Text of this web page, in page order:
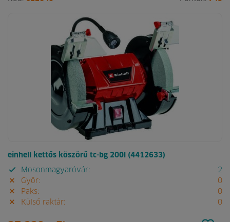
einhell kettős köszörű tc-bg 200l (4412633)
Mosonmagyaróvár:
2
Győr:
0
Paks:
0
Külső raktár:
0